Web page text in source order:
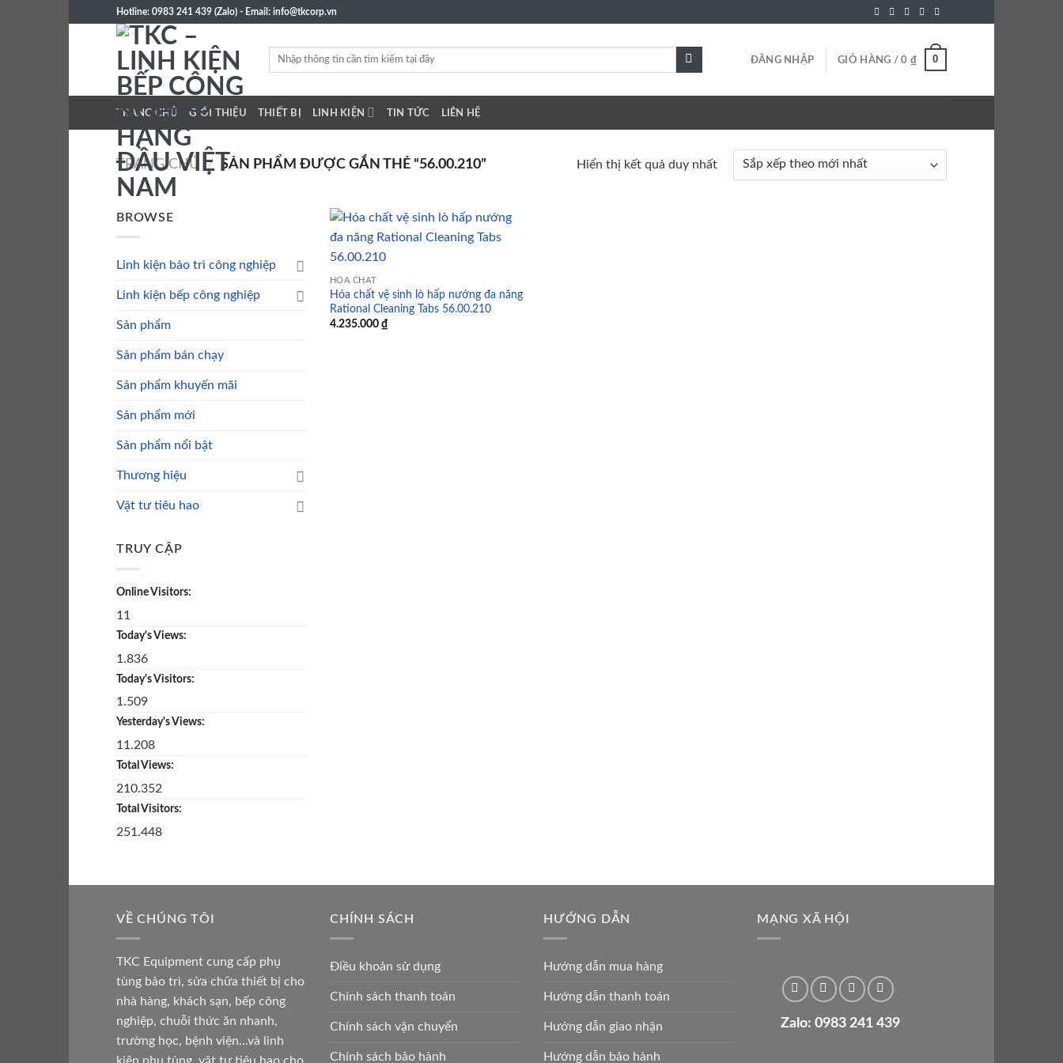
Hotline: 0983 241 439 (Zalo) - Email: info@tkcorp.vn
Tìm
ĐĂNG NHẬP GIỎ HÀNG /0 ₫ 0
TRANG CHỦ GIỚI THIỆU THIẾT BỊ LINH KIỆN TIN TỨC LIÊN HỆ
TRANG CHỦ / SẢN PHẨM ĐƯỢC GẮN THẺ “56.00.210” Hiển thị kết quả duy nhất
BROWSE
Linh kiện bảo trì công nghiệp
Linh kiện bếp công nghiệp
Sản phẩm
Sản phẩm bán chạy
Sản phẩm khuyến mãi
Sản phẩm mới
Sản phẩm nổi bật
Thương hiệu
Vật tư tiêu hao
TRUY CẬP
Online Visitors:
11
Today's Views:
1.836
Today's Visitors:
1.509
Yesterday's Views:
11.208
Total Views:
210.352
Total Visitors:
251.448
wishlist
HÓA CHẤT
Hóa chất vệ sinh lò hấp nướng đa năng
Rational Cleaning Tabs 56.00.210
4.235.000 ₫
VỀ CHÚNG TÔI
TKC Equipment cung cấp phụ
tùng bảo trì, sửa chữa thiết bị cho
nhà hàng, khách sạn, bếp công
nghiệp, chuỗi thức ăn nhanh,
trường học, bệnh viện...và linh
CHÍNH SÁCH
Điều khoản sử dụng
Chính sách thanh toán
Chính sách vận chuyển
Chính sách bảo hành
HƯỚNG DẪN
Hướng dẫn mua hàng
Hướng dẫn thanh toán
Hướng dẫn giao nhận
Hướng dẫn bảo hành
MẠNG XÃ HỘI
Zalo: 0983 241 439